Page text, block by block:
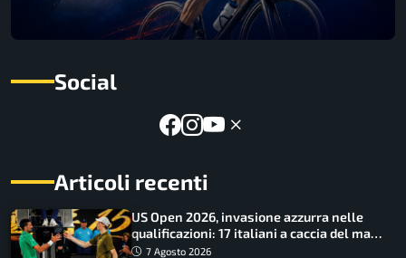
Social
Articoli recenti
US Open 2026, invasione azzurra nelle
qualificazioni: 17 italiani a caccia del main
draw7 Agosto 2026